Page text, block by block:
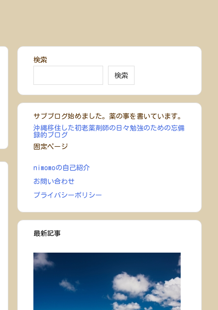
検索
検索
サブブログ始めました。薬の事を書いています。
沖縄移住した初老薬剤師の日々勉強のための忘備
録的ブログ
固定ページ
nimomoの自己紹介
お問い合わせ
プライバシーポリシー
最新記事